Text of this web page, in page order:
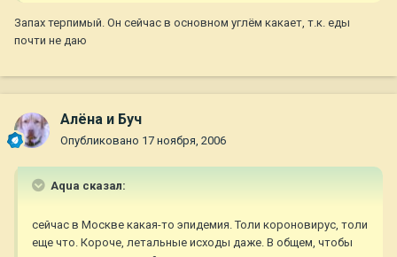
Запах терпимый. Он сейчас в основном углём какает, т.к. еды
почти не даю
Алёна и Буч
Опубликовано 17 ноября, 2006
Aqua сказал:
сейчас в Москве какая-то эпидемия. Толи короновирус, толи
еще что. Короче, летальные исходы даже. В общем, чтобы